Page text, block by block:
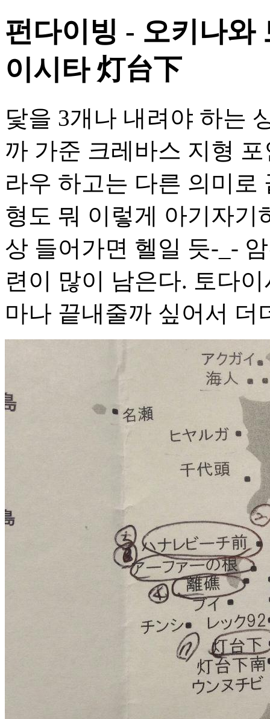
펀다이빙 - 오키나와
이시타 灯台下
닻을 3개나 내려야 하는
까 가준 크레바스 지형
라우 하고는 다른 의미로
형도 뭐 이렇게 아기자기
상 들어가면 헬일 듯-_-
련이 많이 남은다. 토다
마나 끝내줄까 싶어서 더